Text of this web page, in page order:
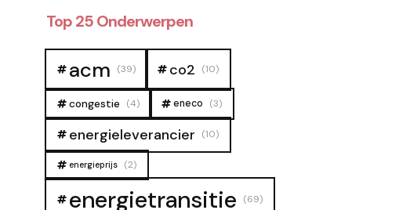
Top 25 Onderwerpen
acm (39) co2 (10)
congestie (4) eneco (3)
energieleverancier (10)
energieprijs (2)
energietransitie (69)